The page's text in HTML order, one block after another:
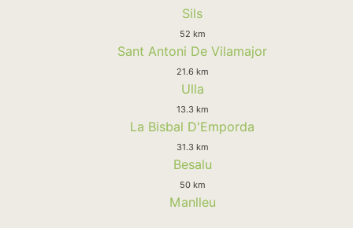
Sils
52 km
Sant Antoni De Vilamajor
21.6 km
Ulla
13.3 km
La Bisbal D'Emporda
31.3 km
Besalu
50 km
Manlleu